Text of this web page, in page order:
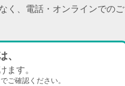
く、電話・オンラインでのご
、
ます。
でご確認ください。